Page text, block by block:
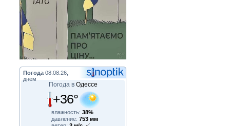
Погода 08.08.26,
днем
Погода в Одессе
+36°
влажность: 38%
давление: 753 мм